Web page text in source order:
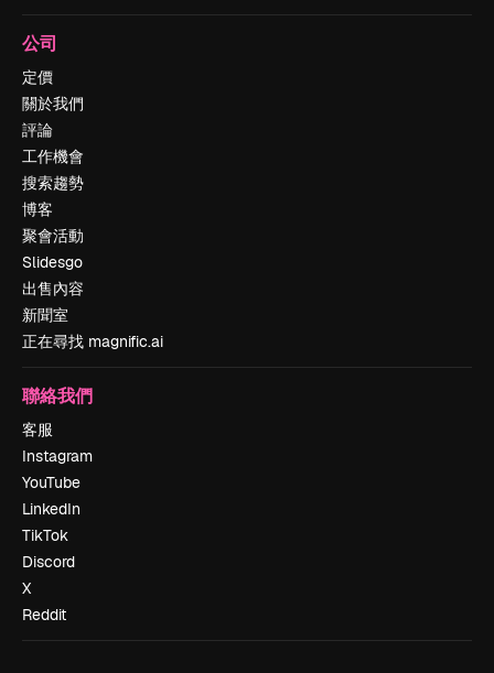
公司
定價
關於我們
評論
工作機會
搜索趨勢
博客
聚會活動
Slidesgo
出售內容
新聞室
正在尋找 magnific.ai
聯絡我們
客服
Instagram
YouTube
LinkedIn
TikTok
Discord
X
Reddit